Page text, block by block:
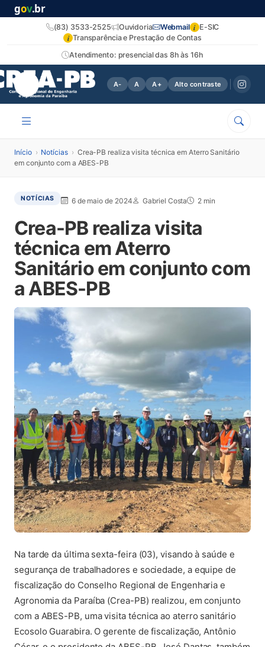
gov.br
Atendimento: presencial das 8h às 16h
(83) 3533-2525 Ouvidoria Webmail i E-SIC
i Transparência e Prestação de Contas
A- A A+ Alto contraste
Início › Notícias › Crea-PB realiza visita técnica em Aterro Sanitário
em conjunto com a ABES-PB
NOTÍCIAS 6 de maio de 2024 Gabriel Costa 2 min
Crea-PB realiza visita
técnica em Aterro
Sanitário em conjunto com
a ABES-PB
Na tarde da última sexta-feira (03), visando à saúde e
segurança de trabalhadores e sociedade, a equipe de
fiscalização do Conselho Regional de Engenharia e
Agronomia da Paraíba (Crea-PB) realizou, em conjunto
com a ABES-PB, uma visita técnica ao aterro sanitário
Ecosolo Guarabira. O gerente de fiscalização, Antônio